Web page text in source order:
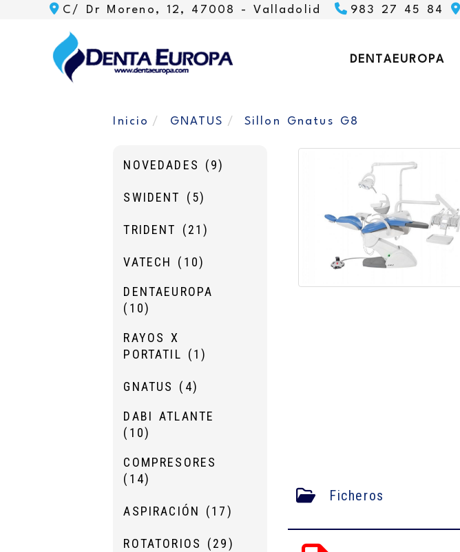
C/ Dr Moreno, 12, 47008 -Valladolid 983 27 45 84
DENTAEUROPA
Inicio GNATUS Sillon Gnatus G8
NOVEDADES (9)
SWIDENT (5)
TRIDENT (21)
VATECH (10)
DENTAEUROPA
(10)
RAYOS X
PORTATIL (1)
GNATUS (4)
DABI ATLANTE
(10)
COMPRESORES
(14)
ASPIRACIÓN (17)
ROTATORIOS (29)
Ficheros